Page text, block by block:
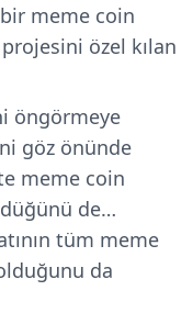
meme coin
özel kılan
öngörmeye
göz önünde
meme coin
de…
tüm meme
da